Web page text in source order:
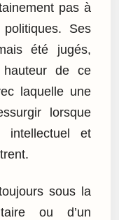
pas à
Ses
été jugés,
de ce
laquelle une
lorsque
intellectuel et
sous la
ou d’un